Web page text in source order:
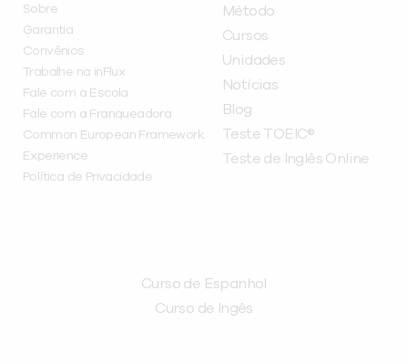
Sobre
Garantia
Convênios
Trabalhe na inFlux
Fale com a Escola
Fale com a Franqueadora
Common European Framework
Experience
Política de Privacidade
Método
Cursos
Unidades
Notícias
Blog
Teste TOEIC®
Teste de Inglês Online
Curso de Espanhol
Curso de Ingês